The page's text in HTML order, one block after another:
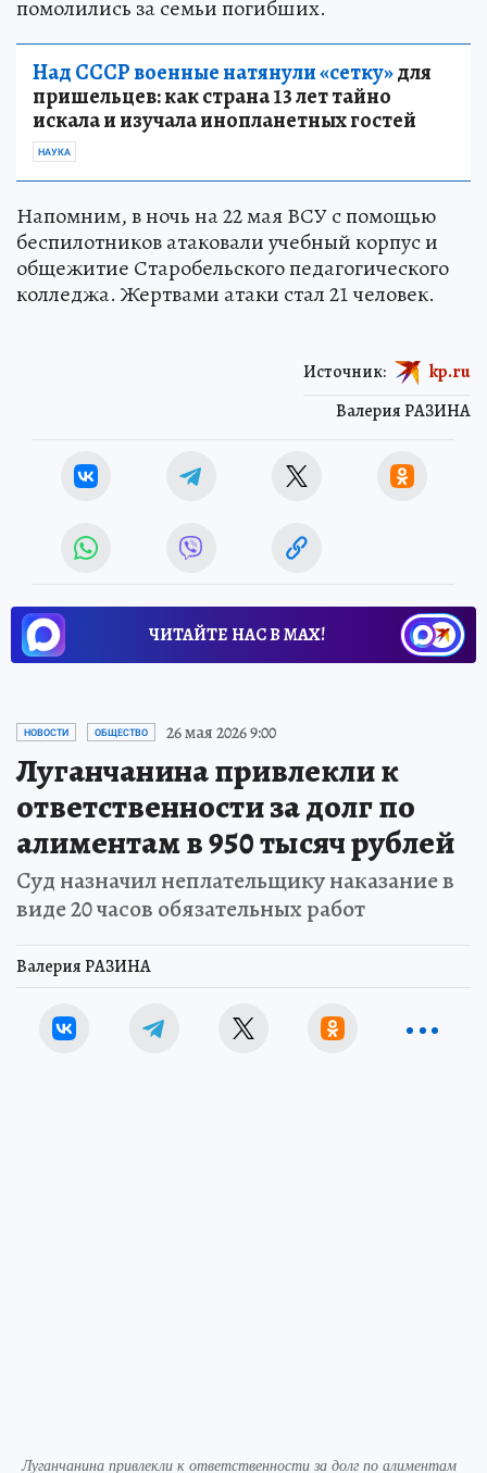
помолились за семьи погибших.
Над СССР военные натянули «сетку»для
пришельцев: как страна 13 лет тайно
искала и изучала инопланетных гостей
НАУКА
Напомним, в ночь на 22 мая ВСУ с помощью
беспилотников атаковали учебный корпус и
общежитие Старобельского педагогического
колледжа. Жертвами атаки стал 21 человек.
Валерия РАЗИНА
Источник: kp.ru
ЧИТАЙТЕ НАС В МАХ!
НОВОСТИ ОБЩЕСТВО 26 мая 2026 9:00
Луганчанина привлекли к
ответственности за долг по
алиментам в 950 тысяч рублей
Суд назначил неплательщику наказание в
виде 20 часов обязательных работ
Валерия РАЗИНА
Луганчанина привлекли к ответственности за долг по алиментам